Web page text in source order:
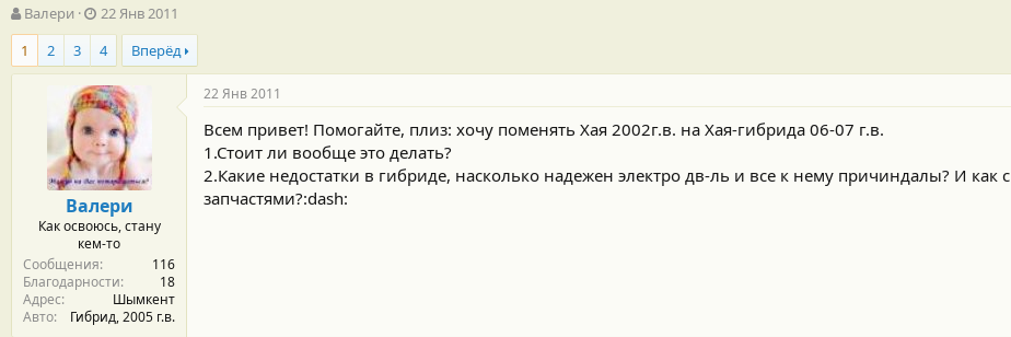
А
в
т
о
Валери
Д
а
т
а
н
а
ч
а
л
а
22 Янв 2011
1
2 3 4 Вперёд
Валери
Как освоюсь, стану
кем-то
Сообщения
116
Благодарности
18
Адрес
Шымкент
Авто
Гибрид, 2005 г.в.
22 Янв 2011
Всем привет! Помогайте, плиз: хочу поменять Хая 2002г.в. на Хая-гибрида 06-07 г.в.
1.Стоит ли вообще это делать?
2.Какие недостатки в гибриде, насколько надежен электро дв-ль и все к нему причиндалы? И как с
запчастями?:dash: